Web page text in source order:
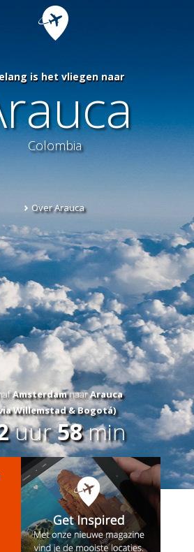
is het vliegen naar
Colombia
Over Arauca
AmsterdamnaarArauca
Willemstad & Bogotá)
uur58min